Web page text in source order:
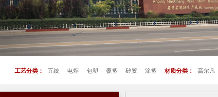
工艺分类： 五绞 电焊 包塑 覆塑 矽胶 涂塑 材质分类： 高尔凡